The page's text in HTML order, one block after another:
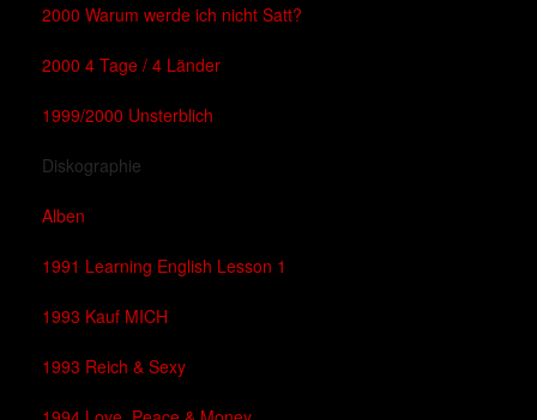
2000 Warum werde ich nicht Satt?
2000 4 Tage / 4 Länder
1999/2000 Unsterblich
Diskographie
Alben
1991 Learning English Lesson 1
1993 Kauf MICH
1993 Reich & Sexy